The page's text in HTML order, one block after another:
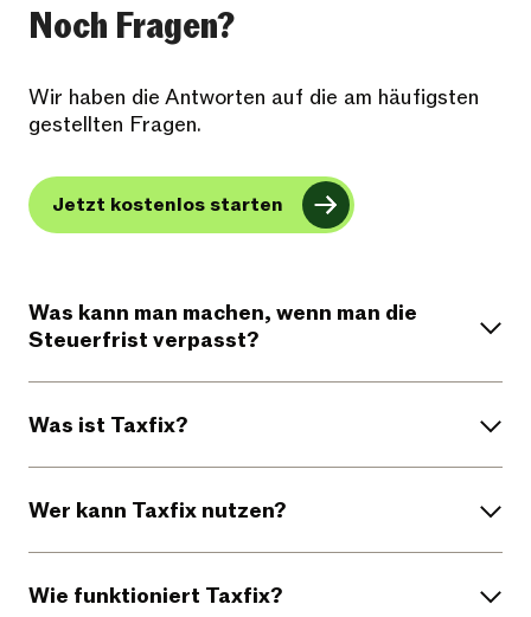
Noch Fragen?
Wir haben die Antworten auf die am häufigsten
gestellten Fragen.
Jetzt kostenlos starten
Was kann man machen, wenn man die
Steuerfrist verpasst?
Was ist Taxfix?
Wer kann Taxfix nutzen?
Wie funktioniert Taxfix?